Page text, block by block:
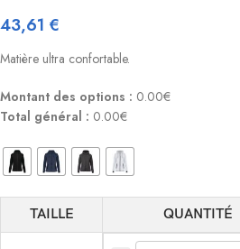
43,61 €
Matière ultra confortable.
Montant des options : 0.00€
Total général : 0.00€
TAILLE QUANTITÉ